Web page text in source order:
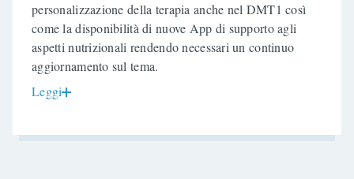
personalizzazione della terapia anche nel DMT1 così
come la disponibilità di nuove App di supporto agli
aspetti nutrizionali rendendo necessari un continuo
aggiornamento sul tema.
Leggi